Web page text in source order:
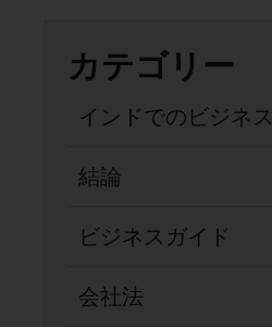
カテゴリー
インドでのビジネス
結論
ビジネスガイド
会社法